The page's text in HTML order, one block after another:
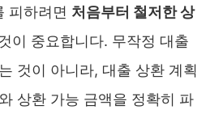
피하려면 처음부터 철저한 상
이 중요합니다. 무작정 대출
것이 아니라, 대출 상환 계획
상환 가능 금액을 정확히 파